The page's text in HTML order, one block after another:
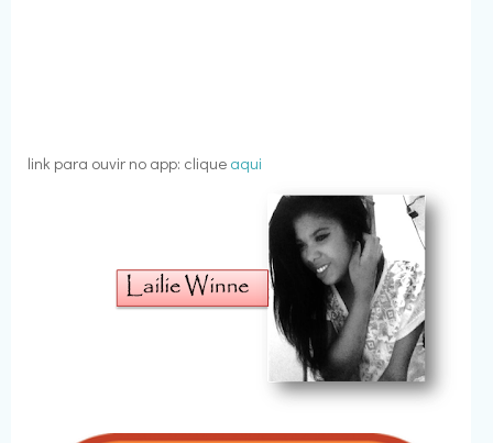
link para ouvir no app: clique aqui